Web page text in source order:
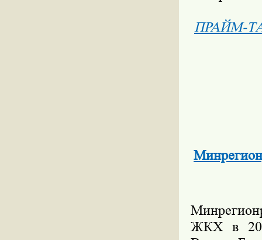
ПРАЙМ-
ЖКХ в